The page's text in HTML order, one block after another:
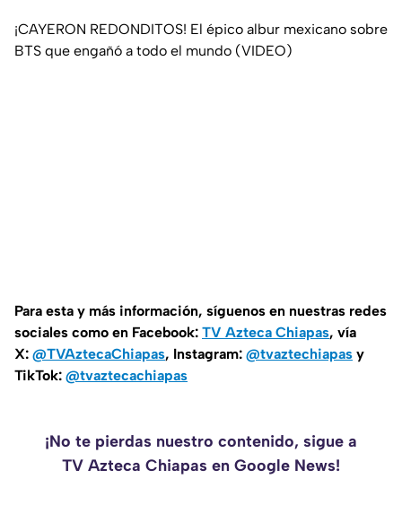
¡CAYERON REDONDITOS! El épico albur mexicano sobre
BTS que engañó a todo el mundo (VIDEO)
Para esta y más información, síguenos en nuestras redes
sociales como en Facebook: TV Azteca Chiapas, vía
X: @TVAztecaChiapas, Instagram: @tvaztechiapas y
TikTok: @tvaztecachiapas
¡No te pierdas nuestro contenido, sigue a
TV Azteca Chiapas en Google News!